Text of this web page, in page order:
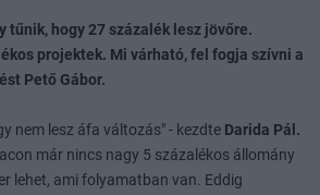
tűnik, hogy 27 százalék lesz jövőre.
projektek. Mi várható, fel fogja szívni a
Pető Gábor.
nem lesz áfa változás" - kezdte Darida Pál.
már nincs nagy 5 százalékos állomány
lehet, ami folyamatban van. Eddig